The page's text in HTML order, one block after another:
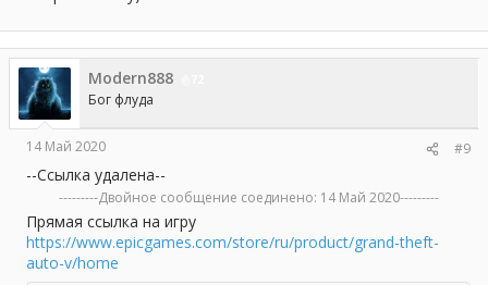
Modern888
Бог флуда
14 Май 2020 #9
--Ссылка удалена--
---------Двойное сообщение соединено: 14 Май 2020---------
Прямая ссылка на игру
https://www.epicgames.com/store/ru/product/grand-theft-
auto-v/home